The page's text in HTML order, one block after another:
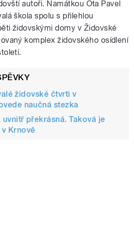
autoři. Namátkou Ota Pavel
škola spolu s přilehlou
židovskými domy v Židovské
komplex židovského osídlení
židovské čtvrti v
naučná stezka
překrásná. Taková je
Krnově